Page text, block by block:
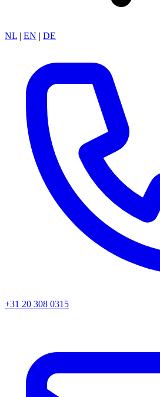
NL | EN | DE
+31 20 308 0315